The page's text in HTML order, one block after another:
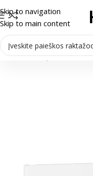
Skip to navigation
Skip to main content
Pradžia/Multi-Split sistemos/